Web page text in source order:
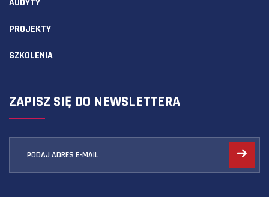
AUDYTY
PROJEKTY
SZKOLENIA
ZAPISZ SIĘ DO NEWSLETTERA
PODAJ ADRES E-MAIL